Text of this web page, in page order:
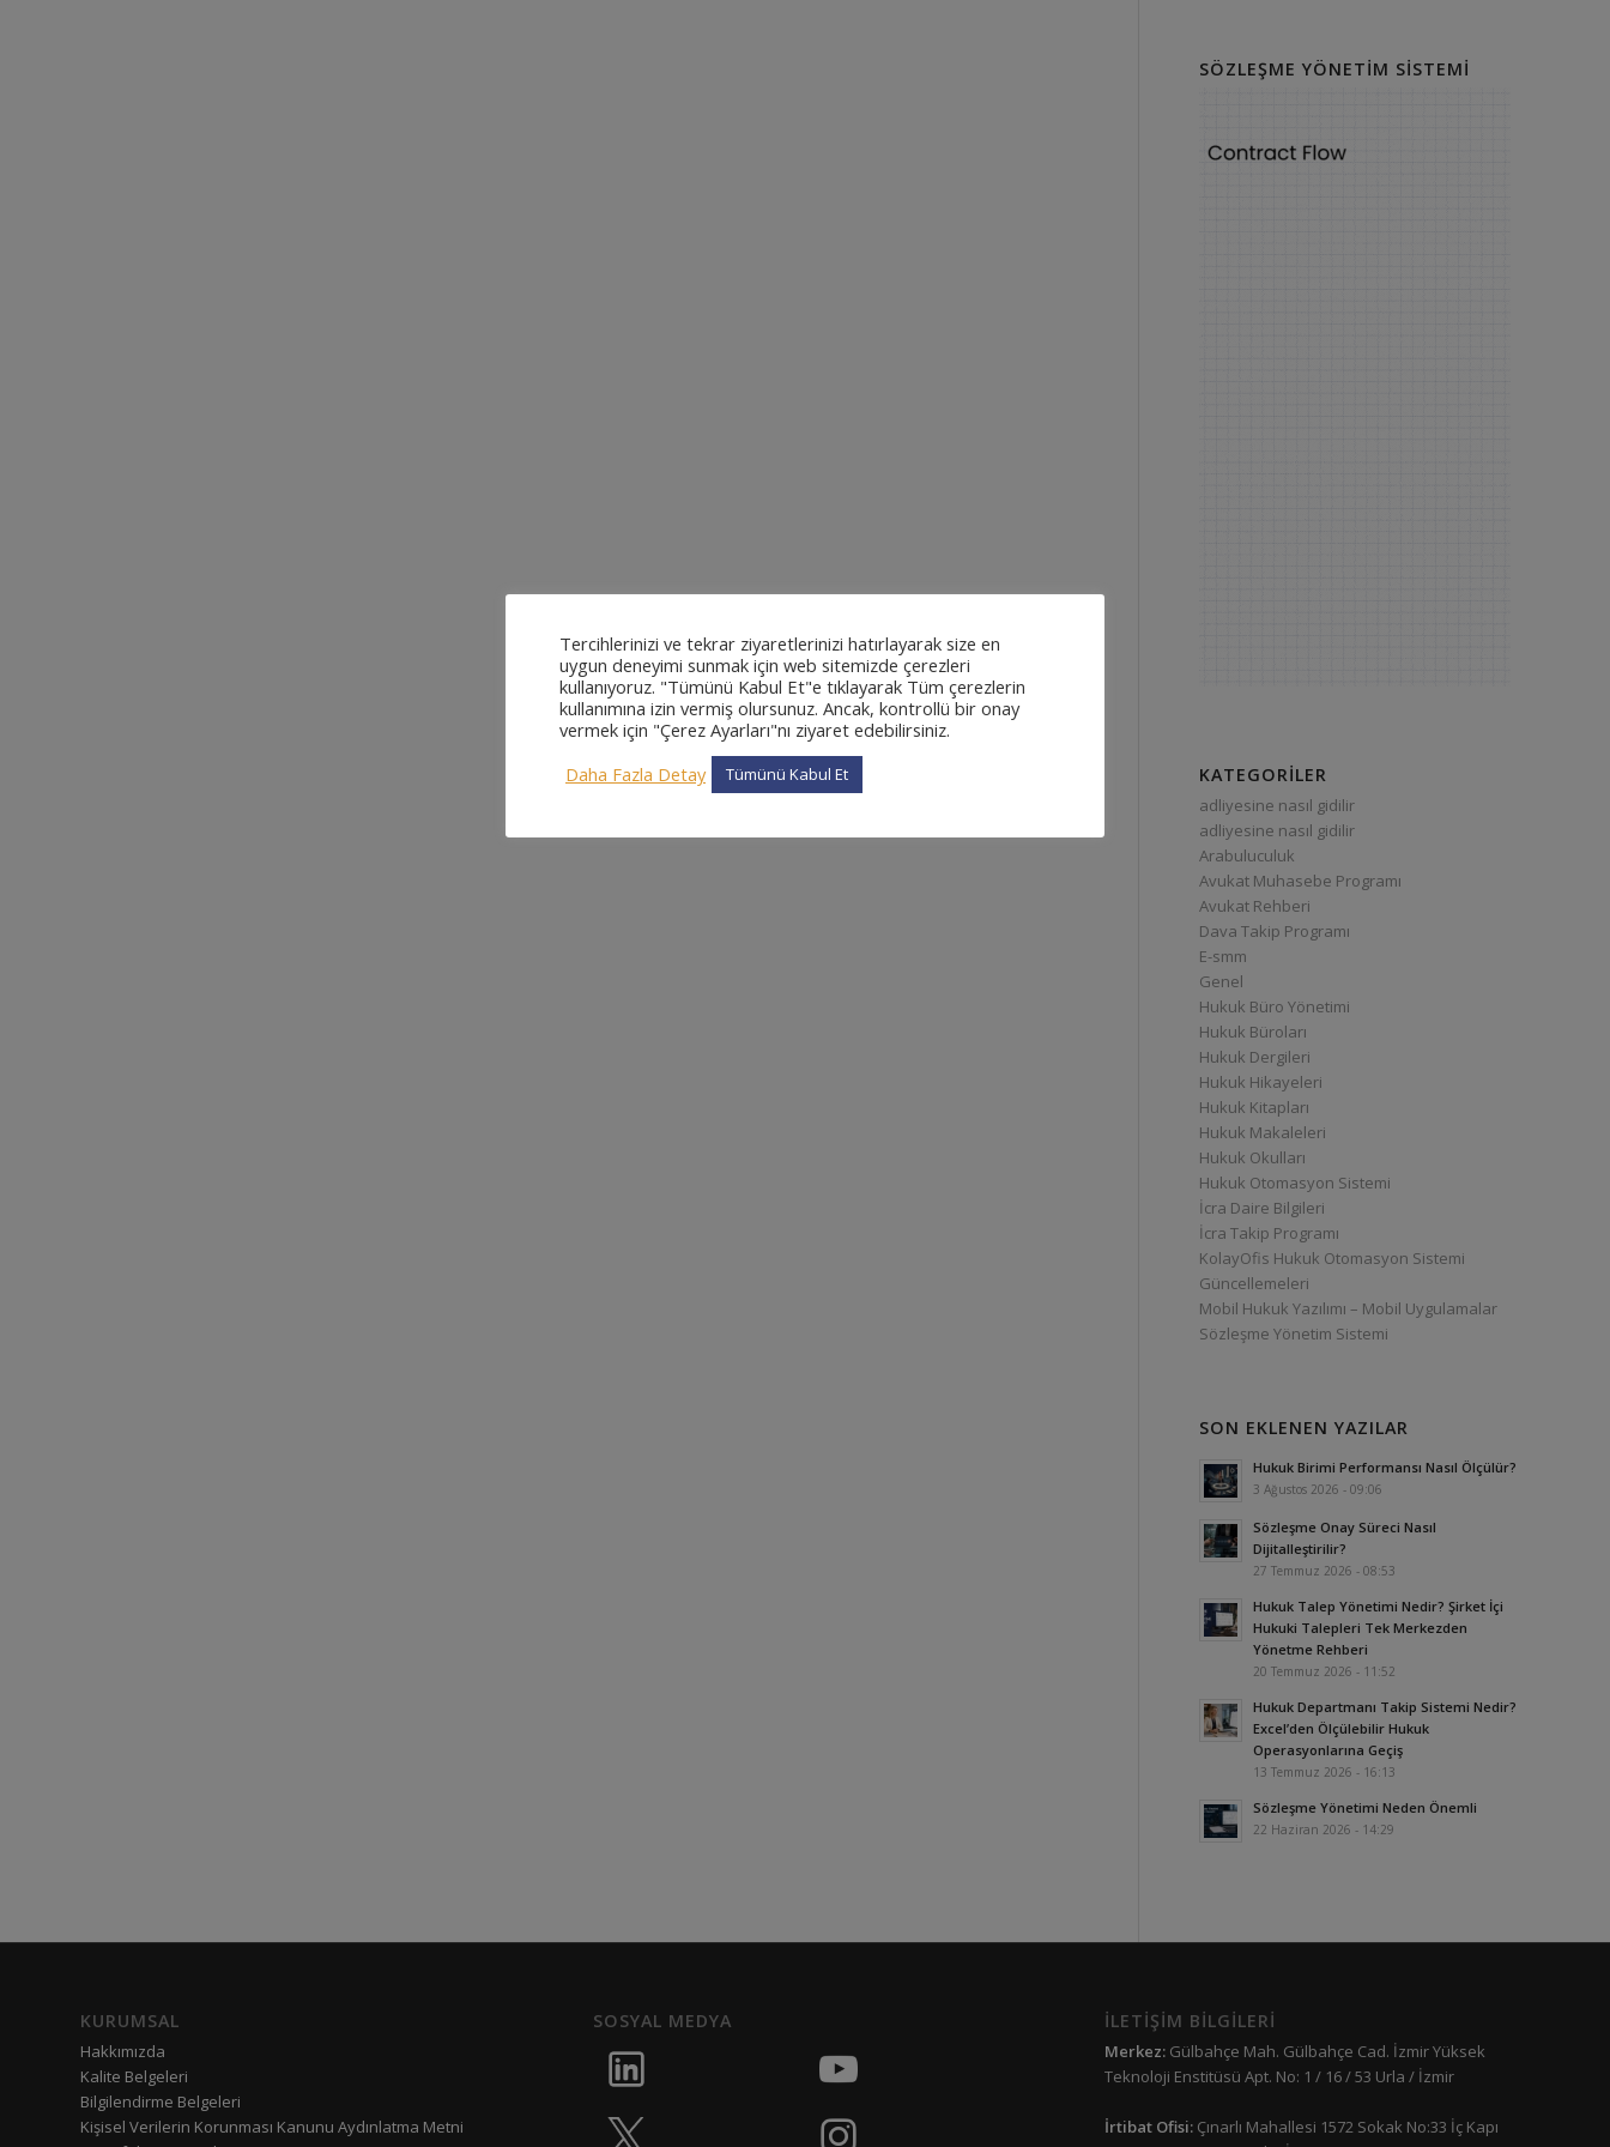
SÖZLEŞME YÖNETIM SISTEMI
KATEGORILER
adliyesine nasıl gidilir
adliyesine nasıl gidilir
Arabuluculuk
Avukat Muhasebe Programı
Avukat Rehberi
Dava Takip Programı
E-smm
Genel
Hukuk Büro Yönetimi
Hukuk Büroları
Hukuk Dergileri
Hukuk Hikayeleri
Hukuk Kitapları
Hukuk Makaleleri
Hukuk Okulları
Hukuk Otomasyon Sistemi
İcra Daire Bilgileri
İcra Takip Programı
KolayOfis Hukuk Otomasyon Sistemi
Güncellemeleri
Mobil Hukuk Yazılımı – Mobil Uygulamalar
Sözleşme Yönetim Sistemi
SON EKLENEN YAZILAR
Hukuk Birimi Performansı Nasıl Ölçülür?
3 Ağustos 2026 - 09:06
Sözleşme Onay Süreci Nasıl
Dijitalleştirilir?
27 Temmuz 2026 - 08:53
Hukuk Talep Yönetimi Nedir? Şirket İçi
Hukuki Talepleri Tek Merkezden
Yönetme Rehberi
20 Temmuz 2026 - 11:52
Hukuk Departmanı Takip Sistemi Nedir?
Excel’den Ölçülebilir Hukuk
Operasyonlarına Geçiş
13 Temmuz 2026 - 16:13
Sözleşme Yönetimi Neden Önemli
22 Haziran 2026 - 14:29
KURUMSAL
Hakkımızda
Kalite Belgeleri
Bilgilendirme Belgeleri
Kişisel Verilerin Korunması Kanunu Aydınlatma Metni
SOSYAL MEDYA İLETİŞİM BİLGİLERİ
Merkez: Gülbahçe Mah. Gülbahçe Cad. İzmir Yüksek
Teknoloji Enstitüsü Apt. No: 1 / 16 / 53 Urla / İzmir
İrtibat Ofisi: Çınarlı Mahallesi 1572 Sokak No:33 İç Kapı
Tercihlerinizi ve tekrar ziyaretlerinizi hatırlayarak size en
uygun deneyimi sunmak için web sitemizde çerezleri
kullanıyoruz. "Tümünü Kabul Et"e tıklayarak Tüm çerezlerin
kullanımına izin vermiş olursunuz. Ancak, kontrollü bir onay
vermek için "Çerez Ayarları"nı ziyaret edebilirsiniz.
Daha Fazla Detay
Tümünü Kabul Et